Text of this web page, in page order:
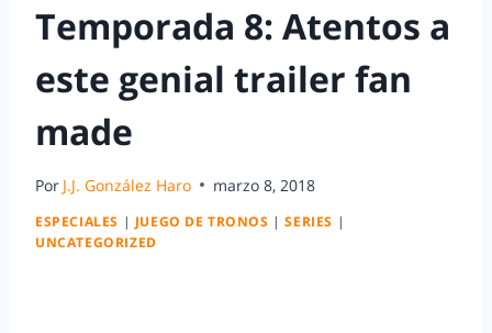
Temporada 8: Atentos a
este genial trailer fan
made
Por J.J. González Haro marzo 8, 2018
ESPECIALES | JUEGO DE TRONOS |SERIES |
UNCATEGORIZED